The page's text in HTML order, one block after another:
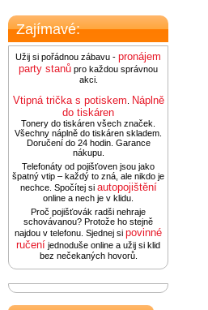
Zajímavé:
Užij si pořádnou zábavu - pronájem
party stanů pro každou správnou
akci.
Vtipná trička s potiskem Náplně
do tiskáren
Tonery do tiskáren všech značek.
Všechny náplně do tiskáren skladem.
Doručení do 24 hodin. Garance
nákupu.
Telefonáty od pojišťoven jsou jako
špatný vtip – každý to zná, ale nikdo je
nechce. Spočítej si autopojištění
online a nech je v klidu.
Proč pojišťovák radši nehraje
schovávanou? Protože ho stejně
najdou v telefonu. Sjednej si povinné
ručení jednoduše online a užij si klid
bez nečekaných hovorů.